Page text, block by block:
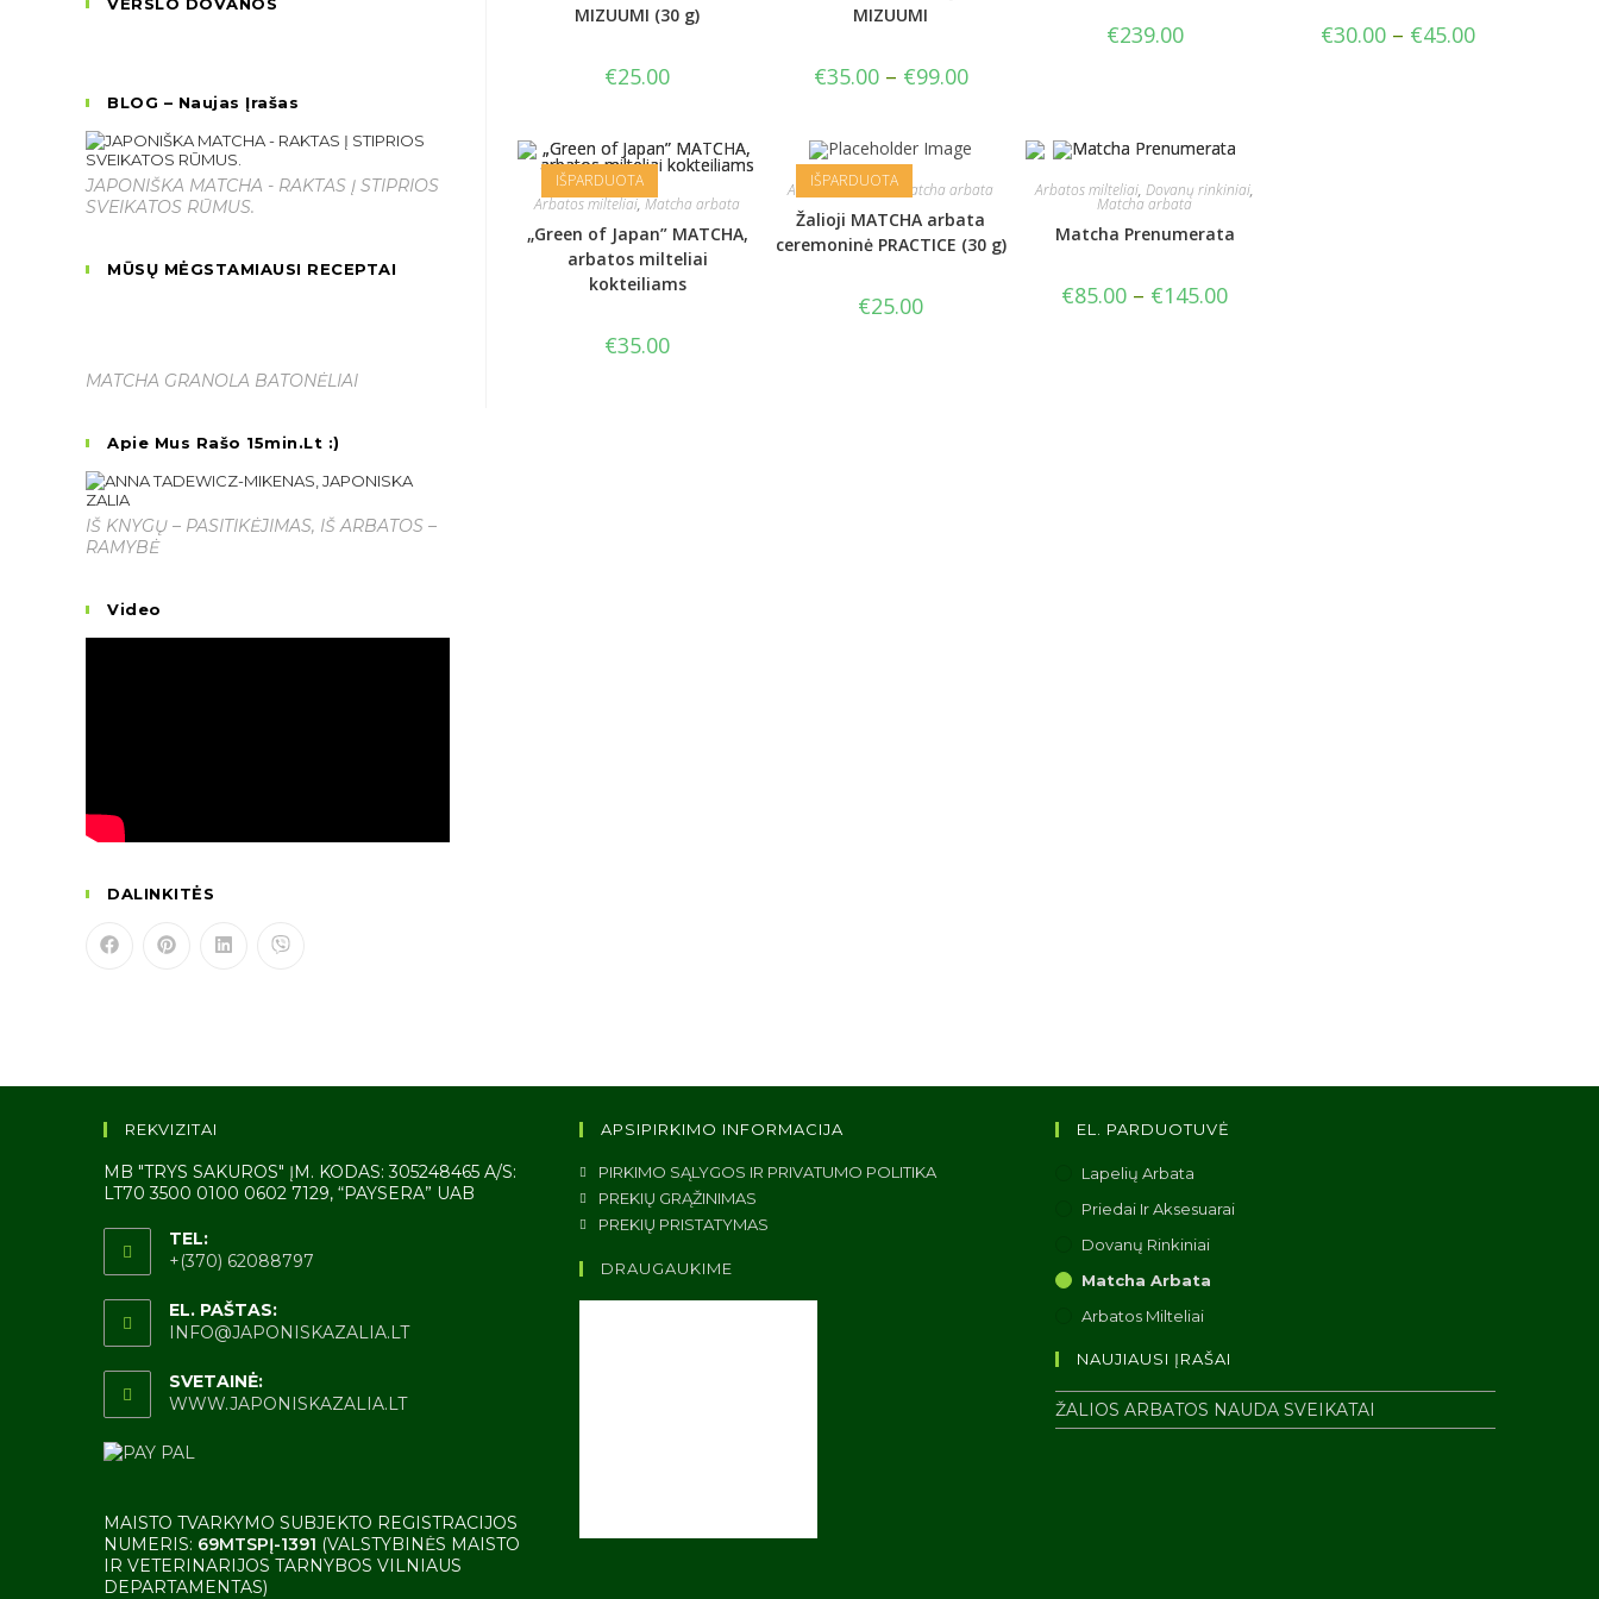
MIZUUMI (30 g)
€25.00
MIZUUMI
€35.00 – €99.00Kainų
diapazonas:
€99.00
€239.00 €30.00 – €45.00Kainų
diapazonas:
IŠPARDUOTA
Arbatos milteliai,Matcha arbata
„Green of Japan” MATCHA,
arbatos milteliai
kokteiliams
€35.00
IŠPARDUOTA
Arbatos milteliai, Matcha arbata
Žalioji MATCHA arbata
ceremoninė PRACTICE (30 g)
€25.00
Arbatos milteliai,Dovanų rinkiniai,
Matcha arbata
Matcha Prenumerata
€85.00 – €145.00Kainų
diapazonas:
BLOG – Naujas Įrašas
JAPONIŠKA MATCHA - RAKTAS Į STIPRIOS
SVEIKATOS RŪMUS.
MŪSŲ MĖGSTAMIAUSI RECEPTAI
MATCHA GRANOLA BATONĖLIAI
Apie Mus Rašo 15min.lt :)
IŠ KNYGŲ – PASITIKĖJIMAS, IŠ ARBATOS –
RAMYBĖ
Video
DALINKITĖS
REKVIZITAI
MB "TRYS SAKUROS" ĮM. KODAS: 305248465 A/S:
LT70 3500 0100 0602 7129, “PAYSERA” UAB
TEL:
+(370) 62088797
JŪSŲ
PROGRAMOJE
EL. PAŠTAS:
INFO@JAPONISKAZALIA.LTATSIDARO
SVETAINĖ:
WWW.JAPONISKAZALIA.LT
MAISTO TVARKYMO SUBJEKTO REGISTRACIJOS
NUMERIS: 69MTSPĮ-1391 (VALSTYBINĖS MAISTO
IR VETERINARIJOS TARNYBOS VILNIAUS
DEPARTAMENTAS)
APSIPIRKIMO INFORMACIJA
PIRKIMO SĄLYGOS IR PRIVATUMO POLITIKAATIDAROMA
PREKIŲ GRĄŽINIMASATIDAROMA
NAUJAME
PREKIŲ PRISTATYMASATIDAROMA
DRAUGAUKIME
EL. PARDUOTUVĖ
Lapelių Arbata
Priedai Ir Aksesuarai
Dovanų Rinkiniai
Matcha Arbata
Arbatos Milteliai
NAUJIAUSI ĮRAŠAI
ŽALIOS ARBATOS NAUDA SVEIKATAI